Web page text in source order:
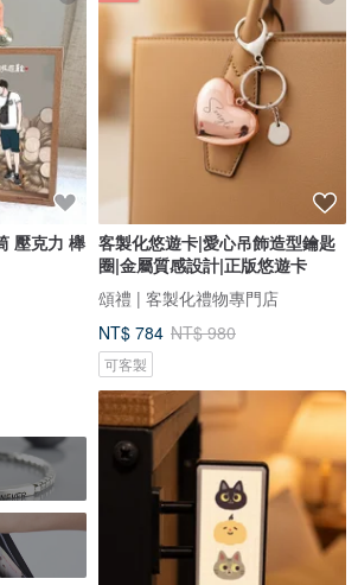
壓克力 櫸 客製化悠遊卡|愛心吊飾造型鑰匙
圈|金屬質感設計|正版悠遊卡
頌禮 | 客製化禮物專門店
NT$ 784 NT$ 980
可客製